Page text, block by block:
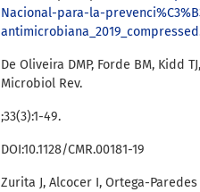
Nacional-para-la-
De Oliveira DMP, Forde BM, Kidd
Microbiol Rev.
;33(3):1-49.
DOI:10.1128/CMR.00181-19
Zurita J, Alcocer I, Ortega-